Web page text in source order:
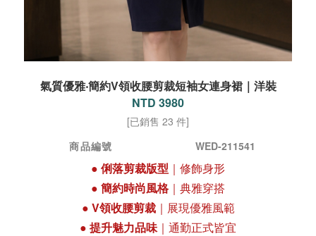
氣質優雅‧簡約V領收腰剪裁短袖女連身裙｜洋裝
NTD 3980
[已銷售 23 件]
商品編號
WED-211541
● 俐落剪裁版型 ｜修飾身形
● 簡約時尚風格｜典雅穿搭
● V領收腰剪裁｜展現優雅風範
● 提升魅力品味｜通勤正式皆宜